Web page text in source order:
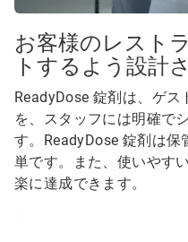
お客様のレスト
トするよう設計
ReadyDose 錠剤は、ゲス
を、スタッフには明確で
す。ReadyDose 錠剤は
単です。また、使いやす
楽に達成できます。